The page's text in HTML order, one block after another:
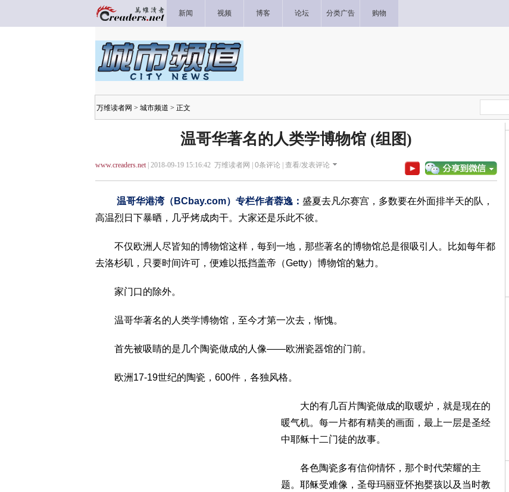
新闻 视频 博客 论坛 分类广告 购物
万维读者网 > 城市频道 > 正文
温哥华著名的人类学博物馆 (组图)
www.creaders.net| 2018-09-19 15:16:42 万维读者网 | 0条评论 | 查看/发表评论
温哥华港湾（BCbay.com）专栏作者蓉逸： 盛夏去凡尔赛宫，多数要在外面排半天的队，
高温烈日下暴晒，几乎烤成肉干。大家还是乐此不彼。
不仅欧洲人尽皆知的博物馆这样，每到一地，那些著名的博物馆总是很吸引人。比如每年都
去洛杉矶，只要时间许可，便难以抵挡盖帝（Getty）博物馆的魅力。
家门口的除外。
温哥华著名的人类学博物馆，至今才第一次去，惭愧。
首先被吸睛的是几个陶瓷做成的人像——欧洲瓷器馆的门前。
欧洲17-19世纪的陶瓷，600件，各独风格。
大的有几百片陶瓷做成的取暖炉，就是现在的
暖气机。每一片都有精美的画面，最上一层是圣经
中耶稣十二门徒的故事。
各色陶瓷多有信仰情怀，那个时代荣耀的主
题。耶稣受难像，圣母玛丽亚怀抱婴孩以及当时教